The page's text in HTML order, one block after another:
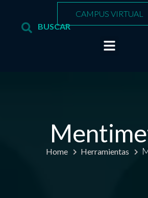
CAMPUS VIRTUAL
Home Herramientas